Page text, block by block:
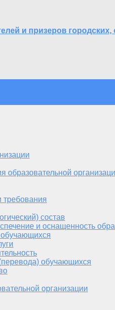
и призеров
образовательной
требования
состав
и оснащенность
обучающихся
организации